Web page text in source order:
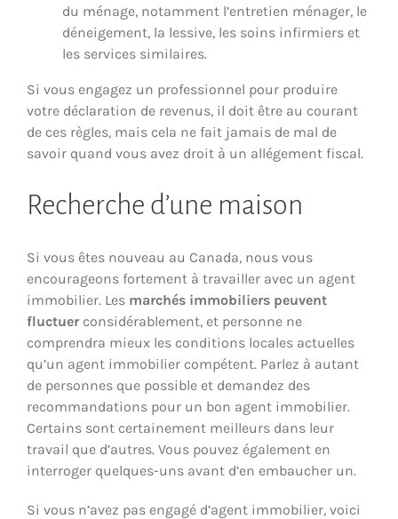
du ménage, notamment l’entretien ménager, le
déneigement, la lessive, les soins infirmiers et
les services similaires.
Si vous engagez un professionnel pour produire
votre déclaration de revenus, il doit être au courant
de ces règles, mais cela ne fait jamais de mal de
savoir quand vous avez droit à un allégement fiscal.
Recherche d’une maison
Si vous êtes nouveau au Canada, nous vous
encourageons fortement à travailler avec un agent
immobilier. Les marchés immobiliers peuvent
fluctuer considérablement, et personne ne
comprendra mieux les conditions locales actuelles
qu’un agent immobilier compétent. Parlez à autant
de personnes que possible et demandez des
recommandations pour un bon agent immobilier.
Certains sont certainement meilleurs dans leur
travail que d’autres. Vous pouvez également en
interroger quelques-uns avant d’en embaucher un.
Si vous n’avez pas engagé d’agent immobilier, voici